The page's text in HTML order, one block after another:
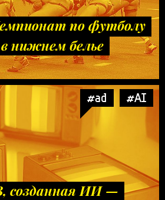
по футболу
нижнем белье
#ad #AI
созданная ИИ —